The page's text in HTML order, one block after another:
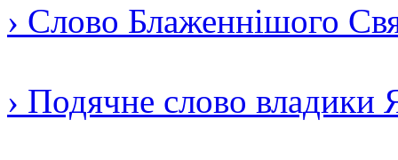
› Слово Блаженнішого
› Подячне слово владики